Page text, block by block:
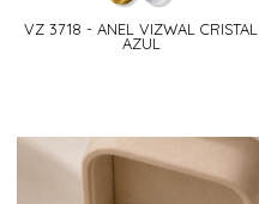
VZ 3718 - ANEL VIZWAL CRISTAL
AZUL